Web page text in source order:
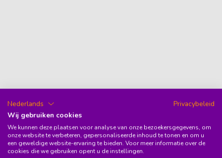
Nederlands
Privacybeleid
Wij gebruiken cookies
We kunnen deze plaatsen voor analyse van onze bezoekersgegevens, om
onze website te verbeteren, gepersonaliseerde inhoud te tonen en om u
een geweldige website-ervaring te bieden. Voor meer informatie over de
cookies die we gebruiken opent u de instellingen.